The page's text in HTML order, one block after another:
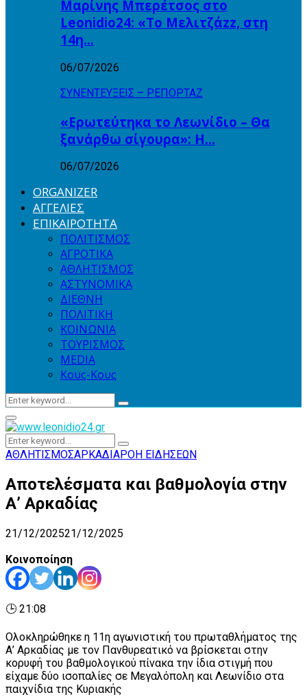
Μαρίνης Μπερέτσος στο
Leonidio24: «Το Μελιτζάzz, στη
14η…
06/07/2026
ΣΥΝΕΝΤΕΥΞΕΙΣ – ΡΕΠΟΡΤΑΖ
«Ερωτεύτηκα το Λεωνίδιο – Θα
ξανάρθω σίγουρα»: Η…
06/07/2026
ORGANIZER
ΑΓΓΕΛΙΕΣ
ΕΠΙΚΑΙΡΟΤΗΤΑ
ΠΟΛΙΤΙΣΜΟΣ
ΑΓΡΟΤΙΚΑ
ΑΘΛΗΤΙΣΜΟΣ
ΑΣΤΥΝΟΜΙΚΑ
ΔΙΕΘΝΗ
ΠΟΛΙΤΙΚΗ
ΚΟΙΝΩΝΙΑ
ΤΟΥΡΙΣΜΟΣ
MEDIA
Κους-Κους
Search
Search
Primary
Menu
Search
for:
Search
ΑΘΛΗΤΙΣΜΟΣΑΡΚΑΔΙΑΡΟΗ ΕΙΔΗΣΕΩΝ
Αποτελέσματα και βαθμολογία στην
Α’ Αρκαδίας
21/12/202521/12/2025
Κοινοποίηση
🕒 21:08
Ολοκληρώθηκε η 11η αγωνιστική του πρωταθλήματος της
Α’ Αρκαδίας με τον Πανθυρεατικό να βρίσκεται στην
κορυφή του βαθμολογικού πίνακα την ίδια στιγμή που
είχαμε δύο ισοπαλίες σε Μεγαλόπολη και Λεωνίδιο στα
παιχνίδια της Κυριακής